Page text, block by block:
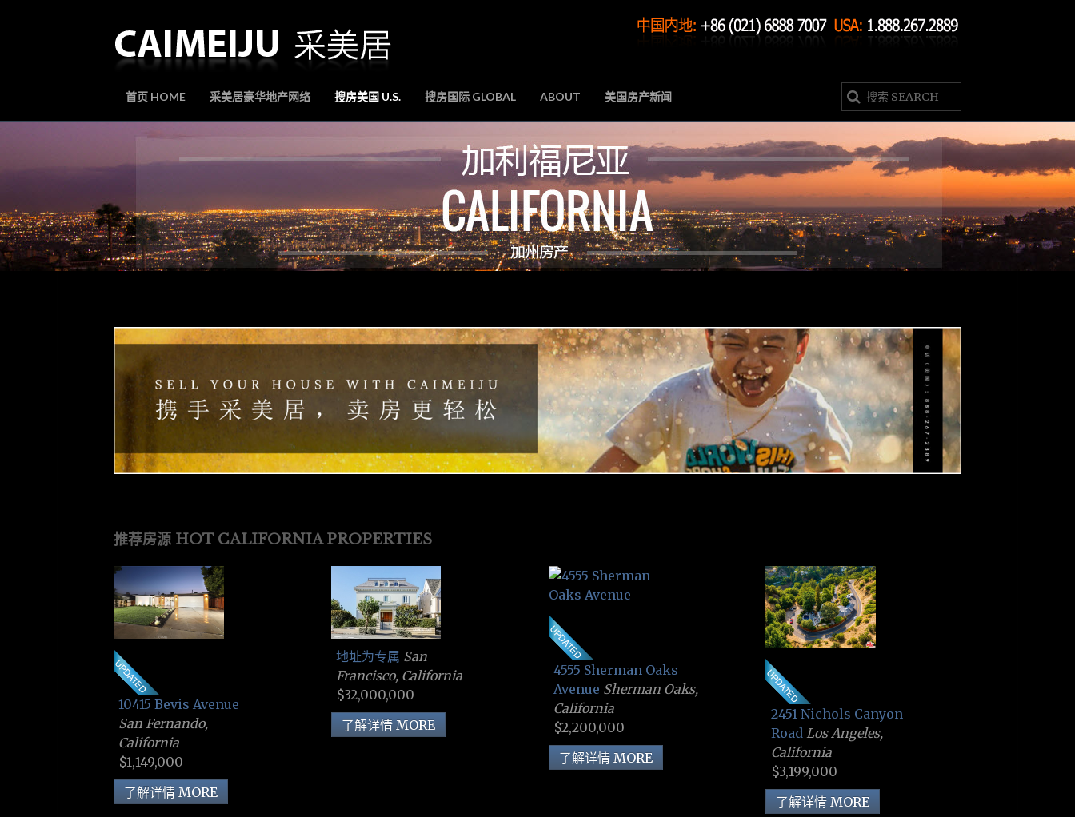
首页 HOME 采美居豪华地产网络 搜房美国 U.S. 搜房国际 GLOBAL ABOUT 美国房产新闻
推荐房源 HOT CALIFORNIA PROPERTIES
10415 Bevis Avenue
San Fernando,
California
$1,149,000
了解详情 MORE
地址为专属 San
Francisco, California
$32,000,000
了解详情 MORE
4555 Sherman Oaks
Avenue Sherman Oaks,
California
$2,200,000
了解详情 MORE
2451 Nichols Canyon
Road Los Angeles,
California
$3,199,000
了解详情 MORE